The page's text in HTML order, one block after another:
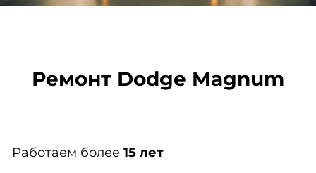
Ремонт Dodge Magnum
Работаем более 15 лет